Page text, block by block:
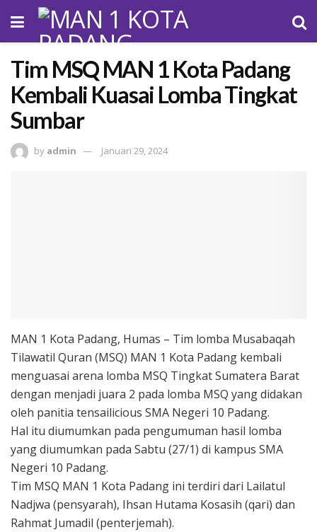
Tim MSQ MAN 1 Kota Padang
Kembali Kuasai Lomba Tingkat
Sumbar
by admin Januari 29, 2024
MAN 1 Kota Padang, Humas – Tim lomba Musabaqah
Tilawatil Quran (MSQ) MAN 1 Kota Padang kembali
menguasai arena lomba MSQ Tingkat Sumatera Barat
dengan menjadi juara 2 pada lomba MSQ yang didakan
oleh panitia tensailicious SMA Negeri 10 Padang.
Hal itu diumumkan pada pengumuman hasil lomba
yang diumumkan pada Sabtu (27/1) di kampus SMA
Negeri 10 Padang.
Tim MSQ MAN 1 Kota Padang ini terdiri dari Lailatul
Nadjwa (pensyarah), Ihsan Hutama Kosasih (qari) dan
Rahmat Jumadil (penterjemah).